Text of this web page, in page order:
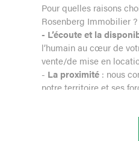
Pour quelles raisons
Rosenberg Immobilier ?
- L’écouteet la
l’humain au cœur de
vente/de mise en
- La proximité : nous
notre territoire et ses
matière juridique,